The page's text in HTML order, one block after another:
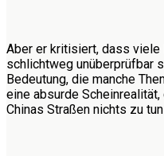
Aber er kritisiert, dass viele
schlichtweg unüberprüfbar
Bedeutung, die manche
eine absurde
Chinas Straßen nichts zu